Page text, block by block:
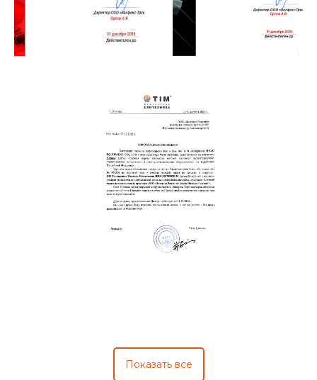
Показать все